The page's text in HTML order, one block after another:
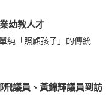
幼教人才
純「照顧孩子」的傳統
飛議員、黃錦輝議員到訪